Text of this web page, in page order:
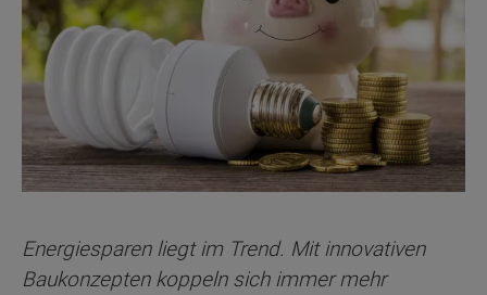
Energiesparen liegt im Trend. Mit innovativen
Baukonzepten koppeln sich immer mehr